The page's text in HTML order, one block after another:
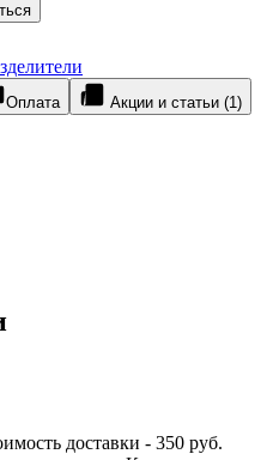
Оплата Акции и статьи (1)
доставки - 350 руб.